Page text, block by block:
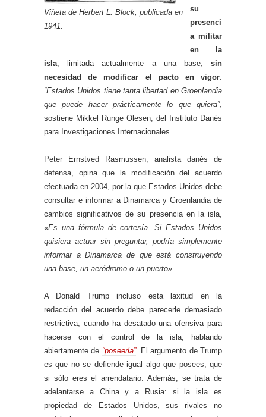
Viñeta de Herbert L. Block, publicada en
1941.
su
presenci
a militar
en la
isla , limitada actualmente a una base, sin
necesidad de modificar el pacto en vigor:
“Estados Unidos tiene tanta libertad en Groenlandia
que puede hacer prácticamente lo que quiera”,
sostiene Mikkel Runge Olesen, del Instituto Danés
para Investigaciones Internacionales.
Peter Ernstved Rasmussen, analista danés de
defensa, opina que la modificación del acuerdo
efectuada en 2004, por la que Estados Unidos debe
consultar e informar a Dinamarca y Groenlandia de
cambios significativos de su presencia en la isla,
«Es una fórmula de cortesía. Si Estados Unidos
quisiera actuar sin preguntar, podría simplemente
informar a Dinamarca de que está construyendo
una base, un aeródromo o un puerto».
A Donald Trump incluso esta laxitud en la
redacción del acuerdo debe parecerle demasiado
restrictiva, cuando ha desatado una ofensiva para
hacerse con el control de la isla, hablando
abiertamente de “poseerla”. El argumento de Trump
es que no se defiende igual algo que posees, que
si sólo eres el arrendatario. Además, se trata de
adelantarse a China y a Rusia: si la isla es
propiedad de Estados Unidos, sus rivales no